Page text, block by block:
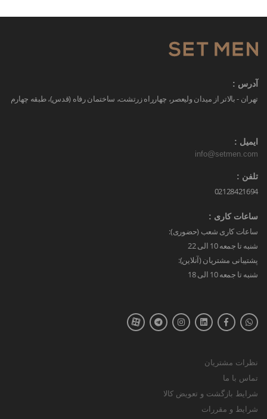
آدرس :
تهران - بالاتر از میدان ولیعصر، چهارراه زرتشت، ساختمان رفاه (قدس)، طبقه چهارم
ایمیل :
info@setmen.com
تلفن :
02128421694
ساعات کاری :
ساعات کاری شعب (حضوری):
شنبه تا جمعه 10 الی 22
پشتیبانی مشتریان (آنلاین):
شنبه تا جمعه 10 الی 18
نظرات مشتریان
تماس با ما
شرایط بازگشت و تعویض کالا
شرایط و مقررات